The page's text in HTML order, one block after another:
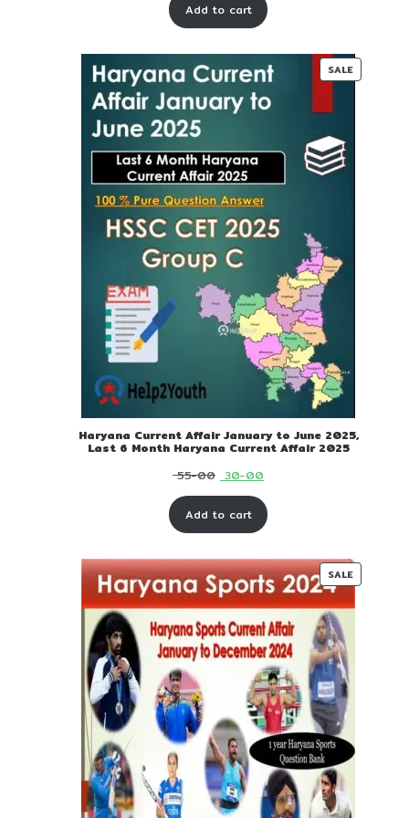
was:
is:
00.
Add to cart
SALE
Haryana Current Affair January to June 2025,
Last 6 Month Haryana Current Affair 2025
55-00 Original
price
was:
00.
30-00Current
price
is:
00.
Add to cart
SALE
ON